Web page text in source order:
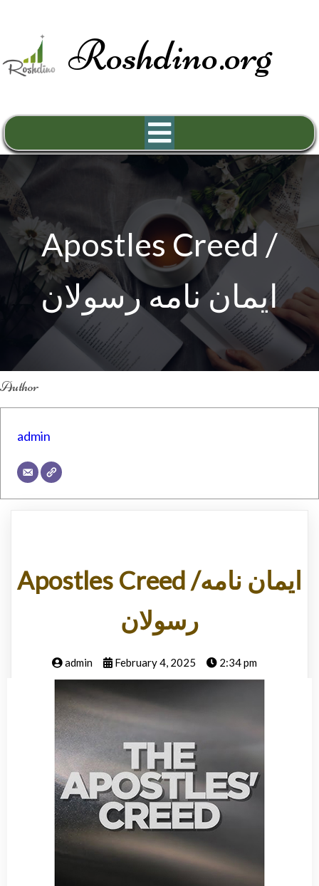
Roshdino.org
Apostles Creed /
ایمان نامه رسولان
Author
admin
Apostles Creed /ایمان نامه
رسولان
admin February 4, 2025 2:34 pm